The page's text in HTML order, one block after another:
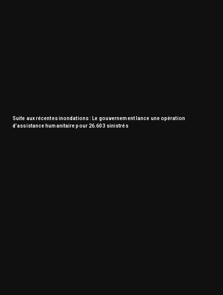
Suite aux récentes inondations : Le gouvernement lance une opération
d’assistance humanitaire pour 26.603 sinistrés